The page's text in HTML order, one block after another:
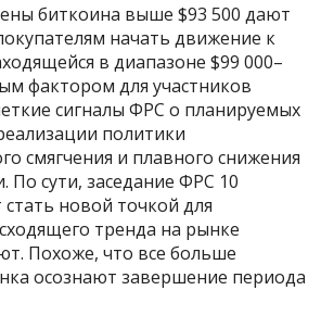
биткоина выше $93 500 дают
начать движение к
в диапазоне $99 000–
фактором для участников
сигналы ФРС о планируемых
политики
смягчения и плавного снижения
По сути, заседание ФРС 10
новой точкой для
тренда на рынке
Похоже, что все больше
осознают завершение периода